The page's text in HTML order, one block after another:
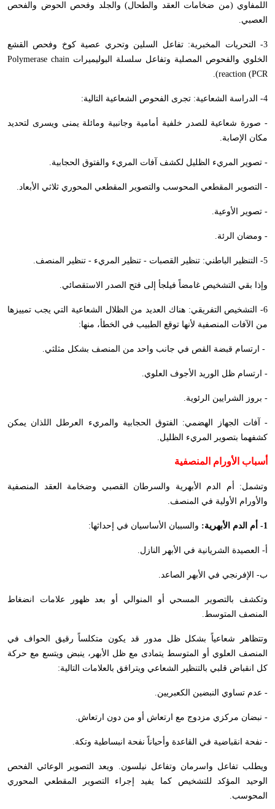
اللمفاوي (من ضخامات العقد والطحال) والجلد وفحص الحوض والفحص
العصبي.
3- التحريات المخبرية: تفاعل السلين وتحري عصية كوخ وفحص القشع
الخلوي والفحوص المصلية وتفاعل سلسلة البوليميرات Polymerase chain
reaction (PCR
).
4- الدراسة الشعاعية: تجرى الفحوص الشعاعية التالية:
- صورة شعاعية للصدر خلفية أمامية وجانبية ومائلة يمنى ويسرى لتحديد
مكان الإصابة.
- تصوير المريء الظليل لكشف آفات المريء والفتوق الحجابية.
- التصوير المقطعي المحوسب والتصوير المقطعي المحوري ثلاثي الأبعاد.
- تصوير الأوعية.
- ومضان الرئة.
5- التنظير الباطني: تنظير القصبات - تنظير المريء - تنظير المنصف.
وإذا بقي التشخيص غامضاً فيلجأ إلى فتح الصدر الاستقصائي.
6- التشخيص التفريقي: هناك العديد من الظلال الشعاعية التي يجب تمييزها
من الآفات المنصفية لأنها توقع الطبيب في الخطأ، منها:
- ارتسام قبضة القص في جانب واحد من المنصف بشكل مثلثي.
- ارتسام ظل الوريد الأجوف العلوي.
- بروز الشرايين الرئوية.
- آفات الجهاز الهضمي: الفتوق الحجابية والمريء العرطل اللذان يمكن
كشفهما بتصوير المريء الظليل.
أسباب الأورام المنصفية
وتشمل: أم الدم الأبهرية والسرطان القصبي وضخامة العقد المنصفية
والأورام الأولية في المنصف.
1- أم الدم الأبهرية: والسببان الأساسيان في إحداثها:
أ- العصيدة الشريانية في الأبهر النازل.
ب- الإفرنجي في الأبهر الصاعد.
وتكشف بالتصوير المسحي أو المنوالي أو بعد ظهور علامات انضغاط
المنصف المتوسط.
وتتظاهر شعاعياً بشكل ظل مدور قد يكون متكلساً رقيق الحواف في
المنصف العلوي أو المتوسط يتمادى مع ظل الأبهر، ينبض ويتسع مع حركة
كل انقباض قلبي بالتنظير الشعاعي ويترافق بالعلامات التالية:
- عدم تساوي النبضين الكعبريين.
- نبضان مركزي مزدوج مع ارتعاش أو من دون ارتعاش.
- نفحة انقباضية في القاعدة وأحياناً نفحة انبساطية وتكة.
ويطلب تفاعل واسرمان وتفاعل نيلسون. ويعد التصوير الوعائي الفحص
الوحيد المؤكد للتشخيص كما يفيد إجراء التصوير المقطعي المحوري
المحوسب.